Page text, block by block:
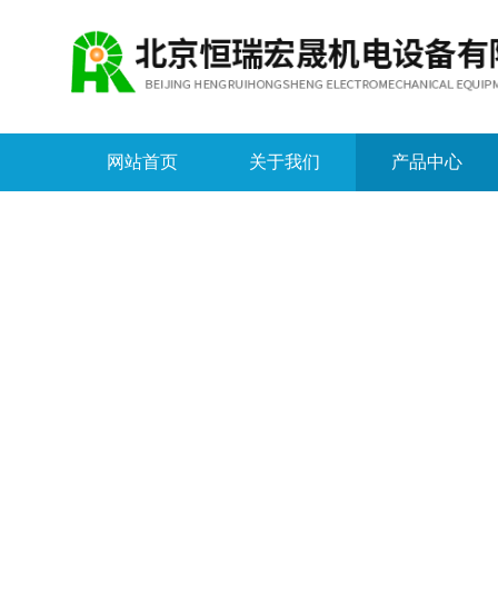
网站首页 关于我们 产品中心